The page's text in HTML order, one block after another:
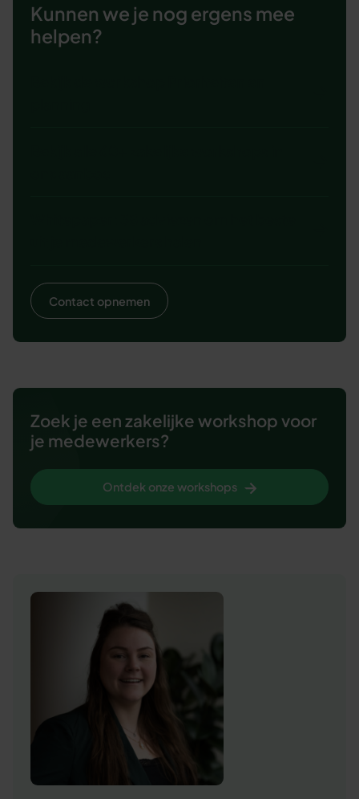
Kunnen we je nog ergens mee
helpen?
Contact opnemen
Zoek je een zakelijke workshop voor
je medewerkers?
Ontdek onze workshops